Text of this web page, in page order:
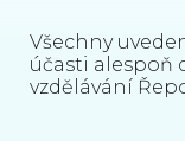
Všechny
účasti alespoň
vzdělávání